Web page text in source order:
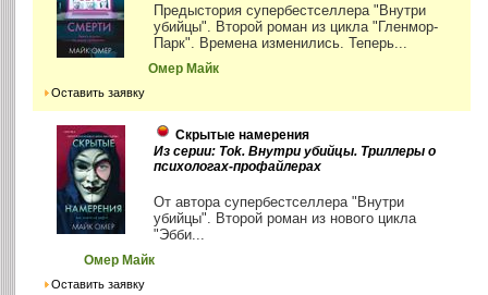
Предыстория супербестселлера "Внутри
убийцы". Второй роман из цикла "Гленмор-
Парк". Времена изменились. Теперь...
Омер Майк
Оставить заявку
Скрытые намерения
Из серии: Tok. Внутри убийцы. Триллеры о
психологах-профайлерах
От автора супербестселлера "Внутри
убийцы". Второй роман из нового цикла
"Эбби...
Омер Майк
Оставить заявку